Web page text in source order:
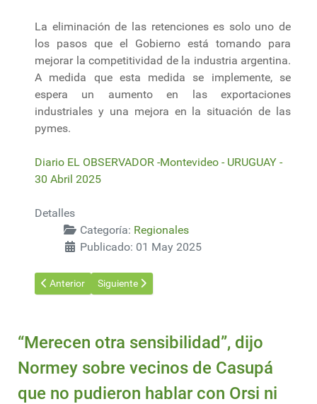
La eliminación de las retenciones es solo uno de
los pasos que el Gobierno está tomando para
mejorar la competitividad de la industria argentina.
A medida que esta medida se implemente, se
espera un aumento en las exportaciones
industriales y una mejora en la situación de las
pymes.
Diario EL OBSERVADOR -Montevideo - URUGUAY -
30 Abril 2025
Detalles
Categoría: Regionales
Publicado: 01 May 2025
Artículo anterior: En Salta, Argentina, hallan una reserva de
Anterior Artículo siguiente: Hidrovía: Se hundió barco y
Siguiente
“Merecen otra sensibilidad”, dijo
Normey sobre vecinos de Casupá
que no pudieron hablar con Orsi ni